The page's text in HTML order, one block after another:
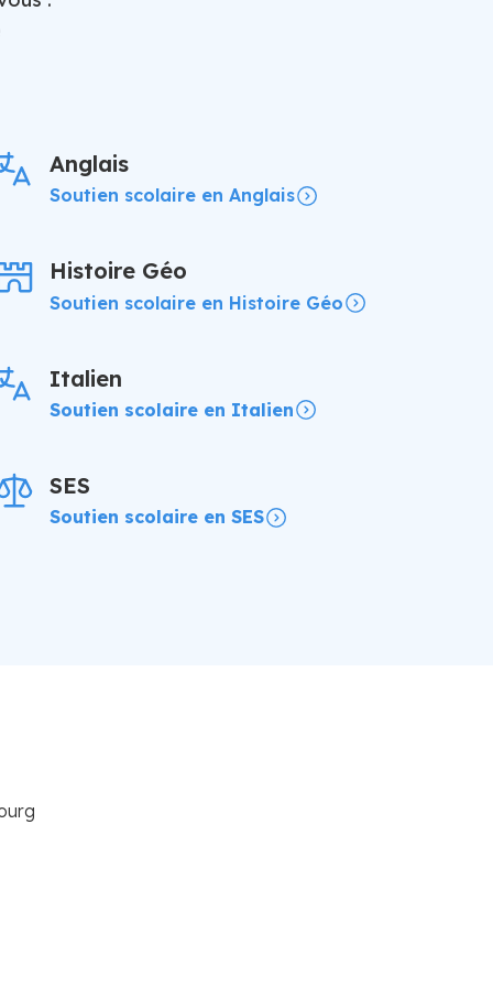
Anglais
Soutien scolaire en Anglais
Histoire Géo
Soutien scolaire en Histoire Géo
Italien
Soutien scolaire en Italien
SES
Soutien scolaire en SES